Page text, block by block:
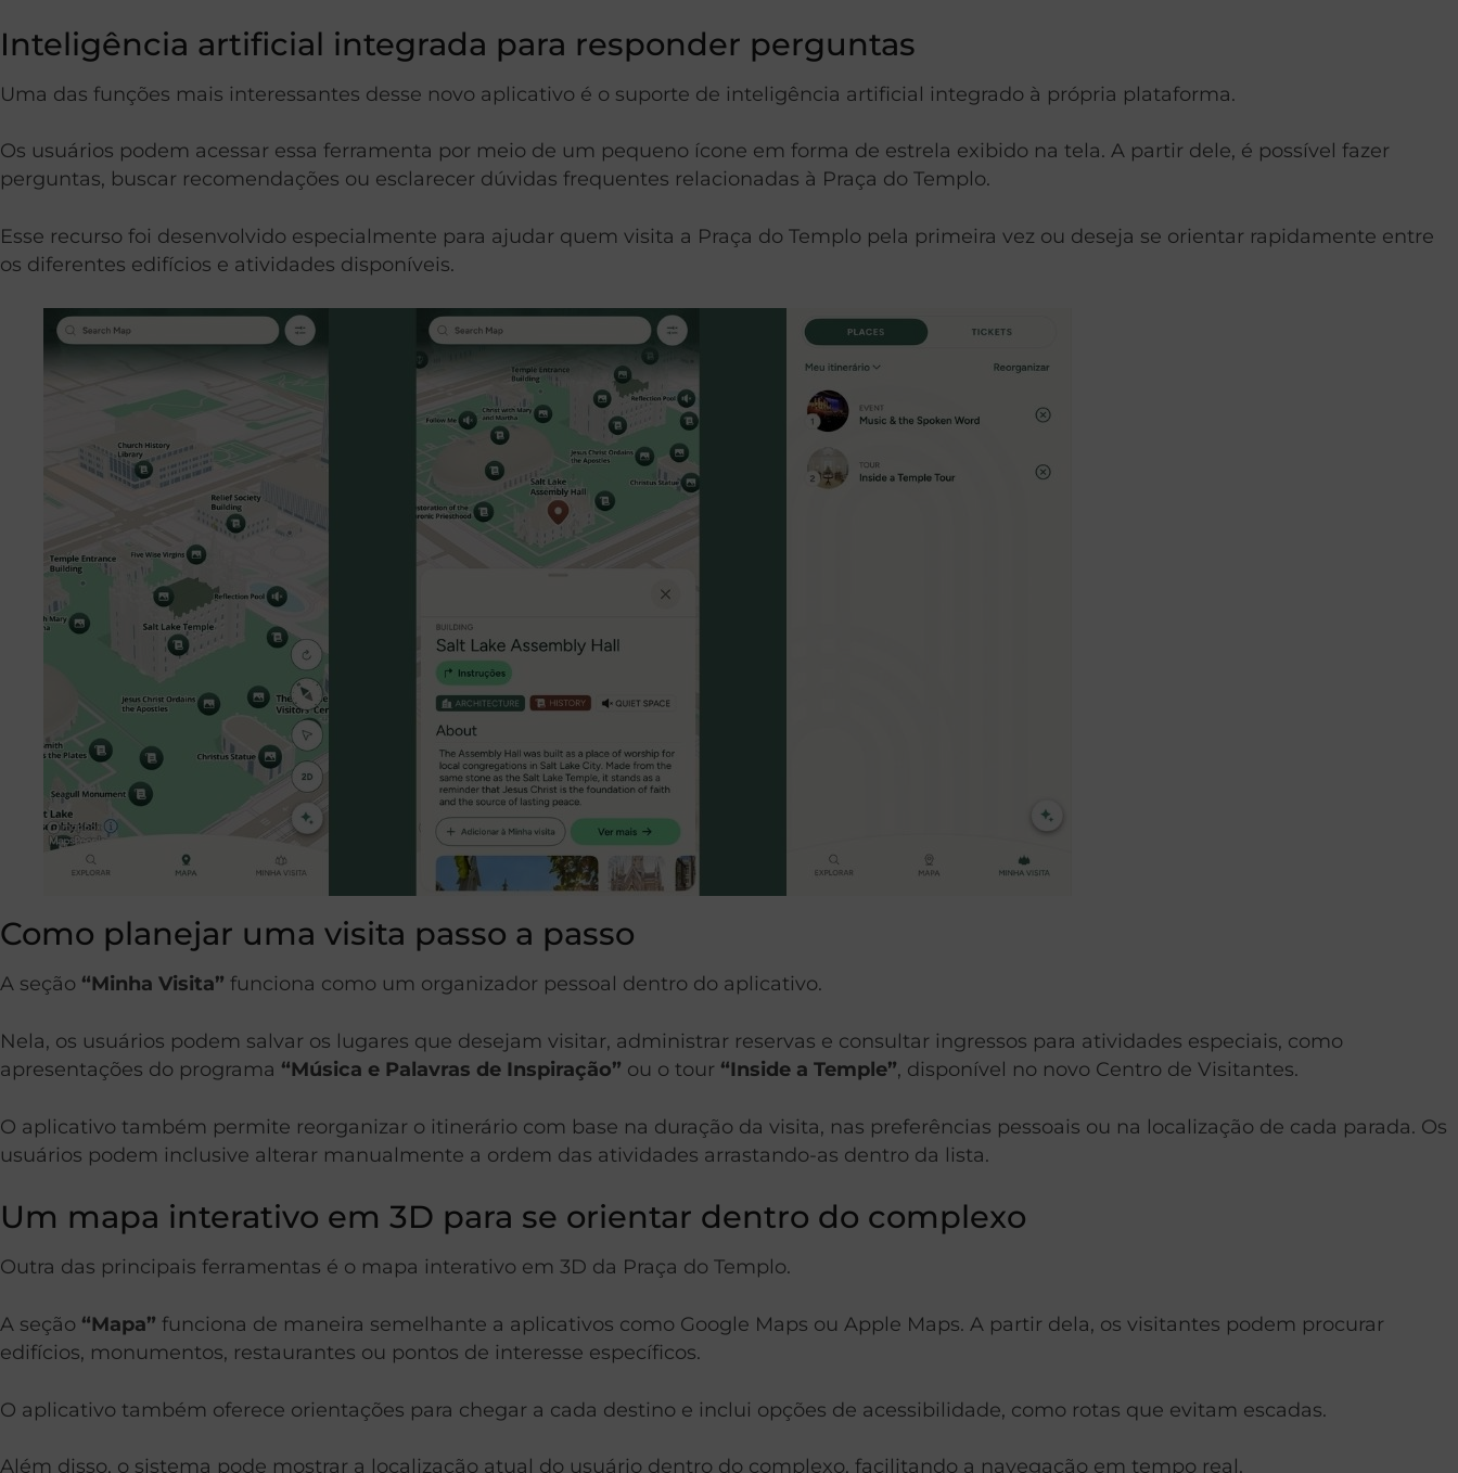
Inteligência artificial integrada para responder perguntas
Uma das funções mais interessantes desse novo aplicativo é o suporte de inteligência artificial integrado à própria plataforma.
Os usuários podem acessar essa ferramenta por meio de um pequeno ícone em forma de estrela exibido na tela. A partir dele, é possível fazer
perguntas, buscar recomendações ou esclarecer dúvidas frequentes relacionadas à Praça do Templo.
Esse recurso foi desenvolvido especialmente para ajudar quem visita a Praça do Templo pela primeira vez ou deseja se orientar rapidamente entre
os diferentes edifícios e atividades disponíveis.
Como planejar uma visita passo a passo
A seção “Minha Visita” funciona como um organizador pessoal dentro do aplicativo.
Nela, os usuários podem salvar os lugares que desejam visitar, administrar reservas e consultar ingressos para atividades especiais, como
apresentações do programa “Música e Palavras de Inspiração” ou o tour “Inside a Temple”, disponível no novo Centro de Visitantes.
O aplicativo também permite reorganizar o itinerário com base na duração da visita, nas preferências pessoais ou na localização de cada parada. Os
usuários podem inclusive alterar manualmente a ordem das atividades arrastando-as dentro da lista.
Um mapa interativo em 3D para se orientar dentro do complexo
Outra das principais ferramentas é o mapa interativo em 3D da Praça do Templo.
A seção “Mapa” funciona de maneira semelhante a aplicativos como Google Maps ou Apple Maps. A partir dela, os visitantes podem procurar
edifícios, monumentos, restaurantes ou pontos de interesse específicos.
O aplicativo também oferece orientações para chegar a cada destino e inclui opções de acessibilidade, como rotas que evitam escadas.
Além disso, o sistema pode mostrar a localização atual do usuário dentro do complexo, facilitando a navegação em tempo real.